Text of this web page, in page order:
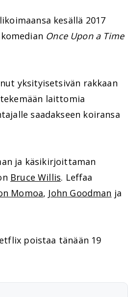
kesällä 2017
Once Upon a Time
yksityisetsivän rakkaan
laittomia
saadakseen koiransa
ja käsikirjoittaman
Bruce Willis. Leffaa
Momoa, John Goodman ja
poistaa tänään 19